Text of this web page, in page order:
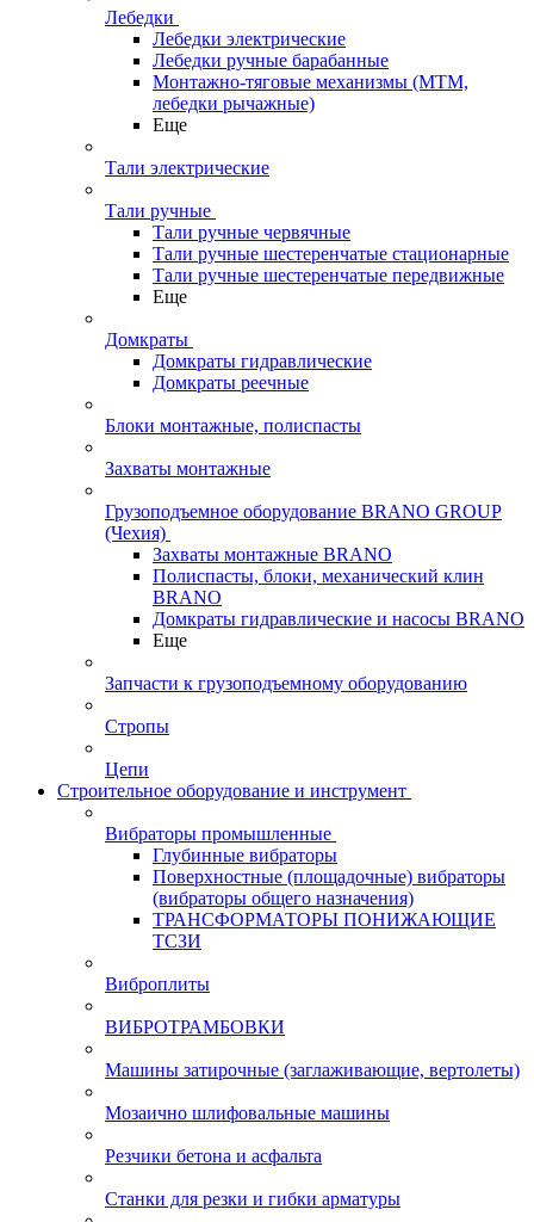
Лебедки
Лебедки электрические
Лебедки ручные барабанные
Монтажно-тяговые механизмы (МТМ,
лебедки рычажные)
Еще
Тали электрические
Тали ручные
Тали ручные червячные
Тали ручные шестеренчатые стационарные
Тали ручные шестеренчатые передвижные
Еще
Домкраты
Домкраты гидравлические
Домкраты реечные
Блоки монтажные, полиспасты
Захваты монтажные
Грузоподъемное оборудование BRANO GROUP
(Чехия)
Захваты монтажные BRANO
Полиспасты, блоки, механический клин
BRANO
Домкраты гидравлические и насосы BRANO
Еще
Запчасти к грузоподъемному оборудованию
Стропы
Цепи
Строительное оборудование и инструмент
Вибраторы промышленные
Глубинные вибраторы
Поверхностные (площадочные) вибраторы
(вибраторы общего назначения)
ТРАНСФОРМАТОРЫ ПОНИЖАЮЩИЕ
ТСЗИ
Виброплиты
ВИБРОТРАМБОВКИ
Машины затирочные (заглаживающие, вертолеты)
Мозаично шлифовальные машины
Резчики бетона и асфальта
Станки для резки и гибки арматуры